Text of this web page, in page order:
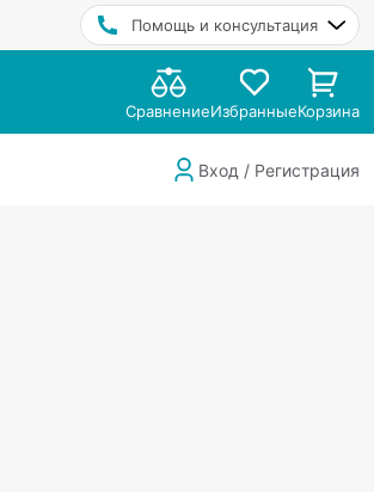
Помощь и консультация
СравнениеИзбранныеКорзина
Вход / Регистрация